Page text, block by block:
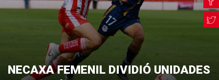
NECAXA FEMENIL DIVIDIÓ UNIDADES